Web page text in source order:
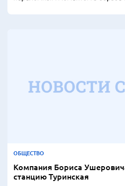
ОБЩЕСТВО
Компания Бориса
станцию Туринская